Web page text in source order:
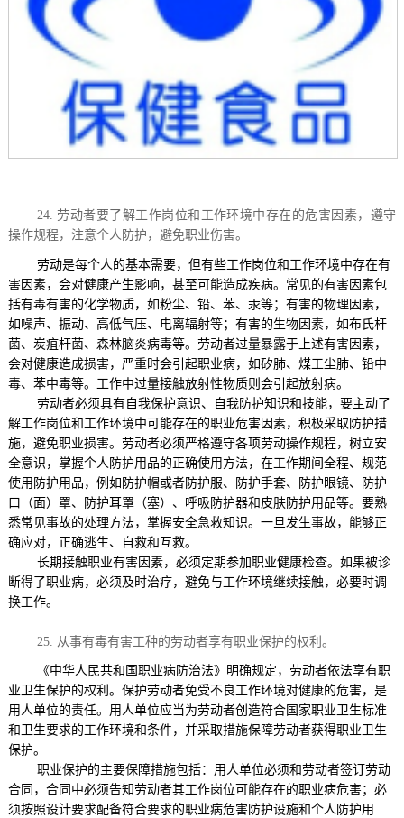
24. 劳动者要了解工作岗位和工作环境中存在的危害因素，遵守
操作规程，注意个人防护，避免职业伤害。
劳动是每个人的基本需要，但有些工作岗位和工作环境中存在有
害因素，会对健康产生影响，甚至可能造成疾病。常见的有害因素包
括有毒有害的化学物质，如粉尘、铅、苯、汞等；有害的物理因素，
如噪声、振动、高低气压、电离辐射等；有害的生物因素，如布氏杆
菌、炭疽杆菌、森林脑炎病毒等。劳动者过量暴露于上述有害因素，
会对健康造成损害，严重时会引起职业病，如矽肺、煤工尘肺、铅中
毒、苯中毒等。工作中过量接触放射性物质则会引起放射病。
劳动者必须具有自我保护意识、自我防护知识和技能，要主动了
解工作岗位和工作环境中可能存在的职业危害因素，积极采取防护措
施，避免职业损害。劳动者必须严格遵守各项劳动操作规程，树立安
全意识，掌握个人防护用品的正确使用方法，在工作期间全程、规范
使用防护用品，例如防护帽或者防护服、防护手套、防护眼镜、防护
口（面）罩、防护耳罩（塞）、呼吸防护器和皮肤防护用品等。要熟
悉常见事故的处理方法，掌握安全急救知识。一旦发生事故，能够正
确应对，正确逃生、自救和互救。
长期接触职业有害因素，必须定期参加职业健康检查。如果被诊
断得了职业病，必须及时治疗，避免与工作环境继续接触，必要时调
换工作。
25. 从事有毒有害工种的劳动者享有职业保护的权利。
《中华人民共和国职业病防治法》明确规定，劳动者依法享有职
业卫生保护的权利。保护劳动者免受不良工作环境对健康的危害，是
用人单位的责任。用人单位应当为劳动者创造符合国家职业卫生标准
和卫生要求的工作环境和条件，并采取措施保障劳动者获得职业卫生
保护。
职业保护的主要保障措施包括：用人单位必须和劳动者签订劳动
合同，合同中必须告知劳动者其工作岗位可能存在的职业病危害；必
须按照设计要求配备符合要求的职业病危害防护设施和个人防护用